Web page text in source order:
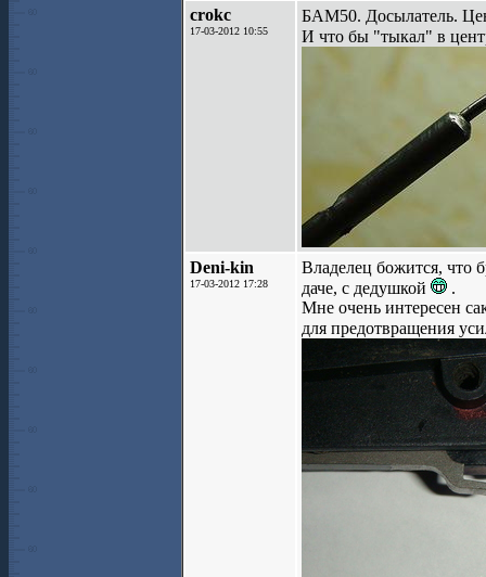
crokc
17-03-2012 10:55
БАМ50. Досылатель.
И что бы "тыкал" в
Deni-kin
17-03-2012 17:28
Владелец божится, что
даче, с дедушкой
.
Мне очень интересен
для предотвращения